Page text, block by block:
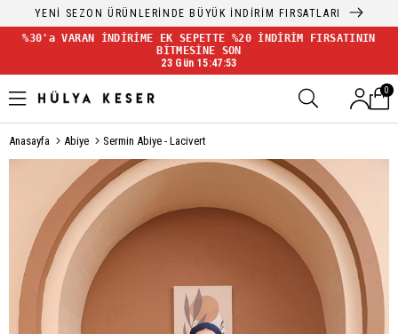
YENİ SEZON ÜRÜNLERİNDE BÜYÜK İNDİRİM FIRSATLARI
%30'a VARAN İNDİRİME EK SEPETTE %20 İNDİRİM FIRSATININ
BİTMESİNE SON
23 Gün 15:47:52
0
Anasayfa Abiye Sermin Abiye - Lacivert